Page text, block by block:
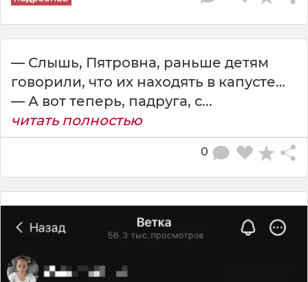
— Слышь, Пятровна, раньше детям
говорили, что их находять в капусте…
— А вот теперь, падруга, с...
читать полностью
0